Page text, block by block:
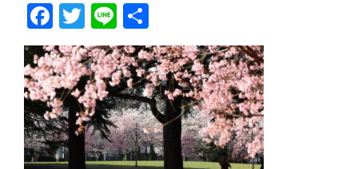
F
a
c
e
b
o
T
wi
tt
er
Li
n
e
有